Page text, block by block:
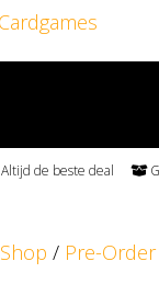
Altijd de beste deal
Shop / Pre-Order